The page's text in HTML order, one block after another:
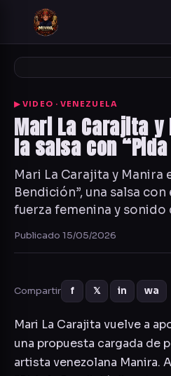
▶ VIDEO · VENEZUELA
Mari La Carajita
la salsa con
Mari La Carajita y Manira
Bendición”, una salsa
fuerza femenina y
Publicado 15/05/2026
Compartir f 𝕏 in wa
Mari La Carajita vuelve a
una propuesta cargada de
artista venezolana Manira.